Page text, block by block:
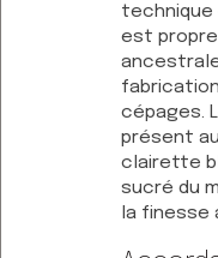
technique
est propre
cépages.
présent au
clairette
sucré du
la finesse